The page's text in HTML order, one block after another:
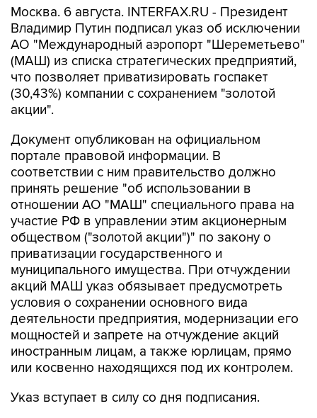
Москва. 6 августа. INTERFAX.RU - Президент
Владимир Путин подписал указ об исключении
АО "Международный аэропорт "Шереметьево"
(МАШ) из списка стратегических предприятий,
что позволяет приватизировать госпакет
(30,43%) компании с сохранением "золотой
акции".
Документ опубликован на официальном
портале правовой информации. В
соответствии с ним правительство должно
принять решение "об использовании в
отношении АО "МАШ" специального права на
участие РФ в управлении этим акционерным
обществом ("золотой акции")" по закону о
приватизации государственного и
муниципального имущества. При отчуждении
акций МАШ указ обязывает предусмотреть
условия о сохранении основного вида
деятельности предприятия, модернизации его
мощностей и запрете на отчуждение акций
иностранным лицам, а также юрлицам, прямо
или косвенно находящихся под их контролем.
Указ вступает в силу со дня подписания.